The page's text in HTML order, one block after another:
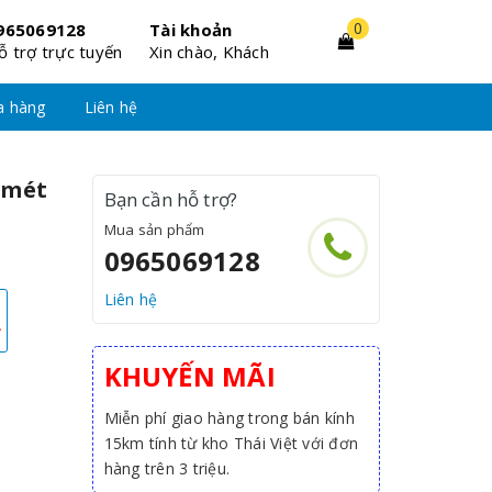
trợ trực tuyến
Tài khoản
Xin chào, Khách
0
hàng Liên hệ
Bạn cần hỗ trợ?
Mua sản phẩm
0965069128
Liên hệ
KHUYẾN MÃI
Miễn phí giao hàng trong bán kính
15km tính từ kho Thái Việt với đơn
hàng trên 3 triệu.